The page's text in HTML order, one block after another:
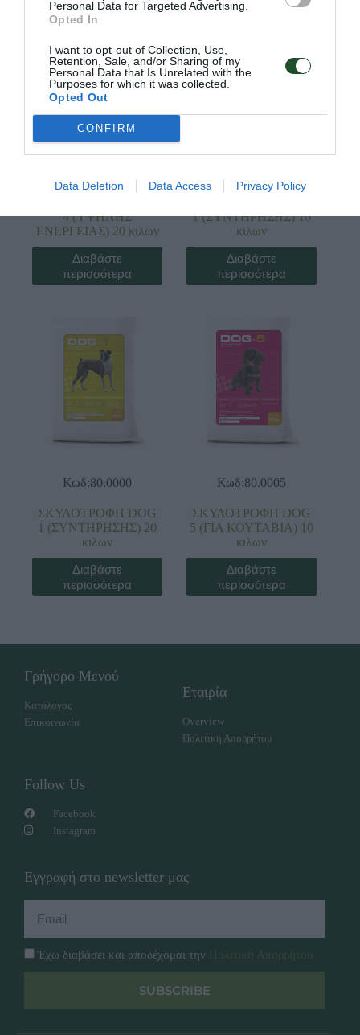
Personal Data for Targeted Advertising.
Opted In
I want to opt-out of Collection, Use,
Retention, Sale, and/or Sharing of my
Personal Data that Is Unrelated with the
Purposes for which it was collected.
Opted Out
CONFIRM
Data Deletion Data Access Privacy Policy
4 (ΥΨΗΛΗΣ
ΕΝΕΡΓΕΙΑΣ) 20 κιλων
Διαβάστε
περισσότερα
1 (ΣΥΝΤΗΡΗΣΗΣ) 10
κιλων
Διαβάστε
περισσότερα
Κωδ:80.0000
ΣΚΥΛΟΤΡΟΦΗ DOG
1 (ΣΥΝΤΗΡΗΣΗΣ) 20
κιλων
Διαβάστε
περισσότερα
Κωδ:80.0005
ΣΚΥΛΟΤΡΟΦΗ DOG
5 (ΓΙΑ ΚΟΥΤΑΒΙΑ) 10
κιλων
Διαβάστε
περισσότερα
Γρήγορο Μενού
Κατάλογος
Επικοινωνία
Εταιρία
Overview
Πολιτική Απορρήτου
Follow Us
Facebook
Instagram
Εγγραφή στο newsletter μας
Έχω διαβάσει και αποδέχομαι την
SUBSCRIBE